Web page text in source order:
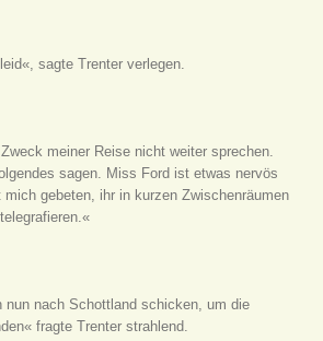
sagte Trenter verlegen.
meiner Reise nicht weiter sprechen.
sagen. Miss Ford ist etwas nervös
mich gebeten, ihr in kurzen Zwischenräumen
nun nach Schottland schicken, um die
fragte Trenter strahlend.